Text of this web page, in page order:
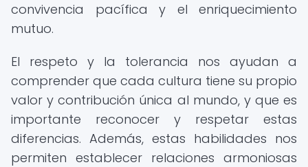
convivencia pacífica y el enriquecimiento
mutuo.
El respeto y la tolerancia nos ayudan a
comprender que cada cultura tiene su propio
valor y contribución única al mundo, y que es
importante reconocer y respetar estas
diferencias. Además, estas habilidades nos
permiten establecer relaciones armoniosas